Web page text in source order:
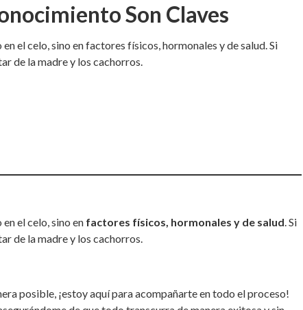
Son Claves
el celo, sino en factores físicos, hormonales y de salud. Si
de la madre y los cachorros.
el celo, sino en factores físicos, hormonales y de salud. Si
de la madre y los cachorros.
posible, ¡estoy aquí para acompañarte en todo el proceso!